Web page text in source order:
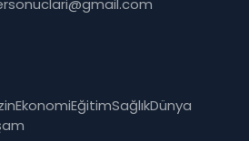
EkonomiEğitimSağlıkDünya